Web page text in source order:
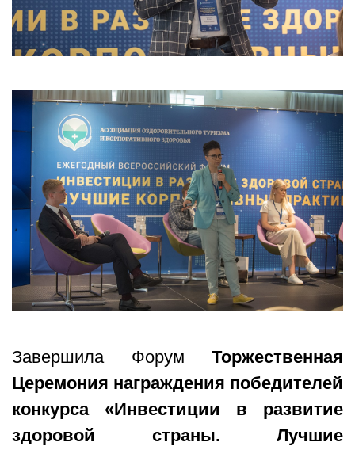
Завершила Форум Торжественная
Церемония награждения победителей
конкурса «Инвестиции в развитие
здоровой страны. Лучшие